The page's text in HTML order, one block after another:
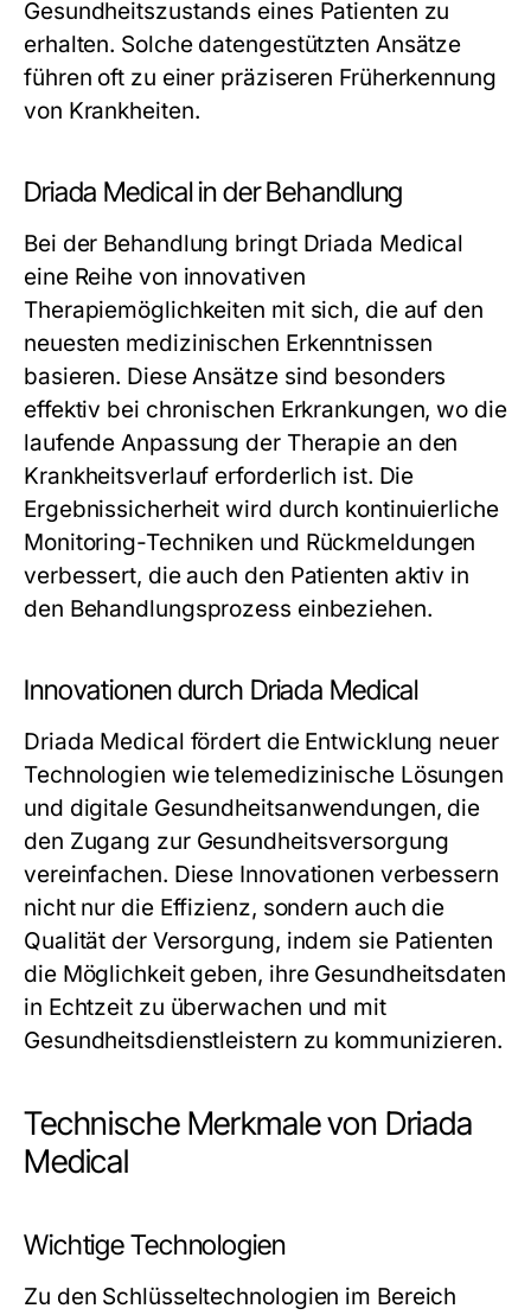
Gesundheitszustands eines Patienten zu
erhalten. Solche datengestützten Ansätze
führen oft zu einer präziseren Früherkennung
von Krankheiten.
Driada Medical in der Behandlung
Bei der Behandlung bringt Driada Medical
eine Reihe von innovativen
Therapiemöglichkeiten mit sich, die auf den
neuesten medizinischen Erkenntnissen
basieren. Diese Ansätze sind besonders
effektiv bei chronischen Erkrankungen, wo die
laufende Anpassung der Therapie an den
Krankheitsverlauf erforderlich ist. Die
Ergebnissicherheit wird durch kontinuierliche
Monitoring-Techniken und Rückmeldungen
verbessert, die auch den Patienten aktiv in
den Behandlungsprozess einbeziehen.
Innovationen durch Driada Medical
Driada Medical fördert die Entwicklung neuer
Technologien wie telemedizinische Lösungen
und digitale Gesundheitsanwendungen, die
den Zugang zur Gesundheitsversorgung
vereinfachen. Diese Innovationen verbessern
nicht nur die Effizienz, sondern auch die
Qualität der Versorgung, indem sie Patienten
die Möglichkeit geben, ihre Gesundheitsdaten
in Echtzeit zu überwachen und mit
Gesundheitsdienstleistern zu kommunizieren.
Technische Merkmale von Driada
Medical
Wichtige Technologien
Zu den Schlüsseltechnologien im Bereich